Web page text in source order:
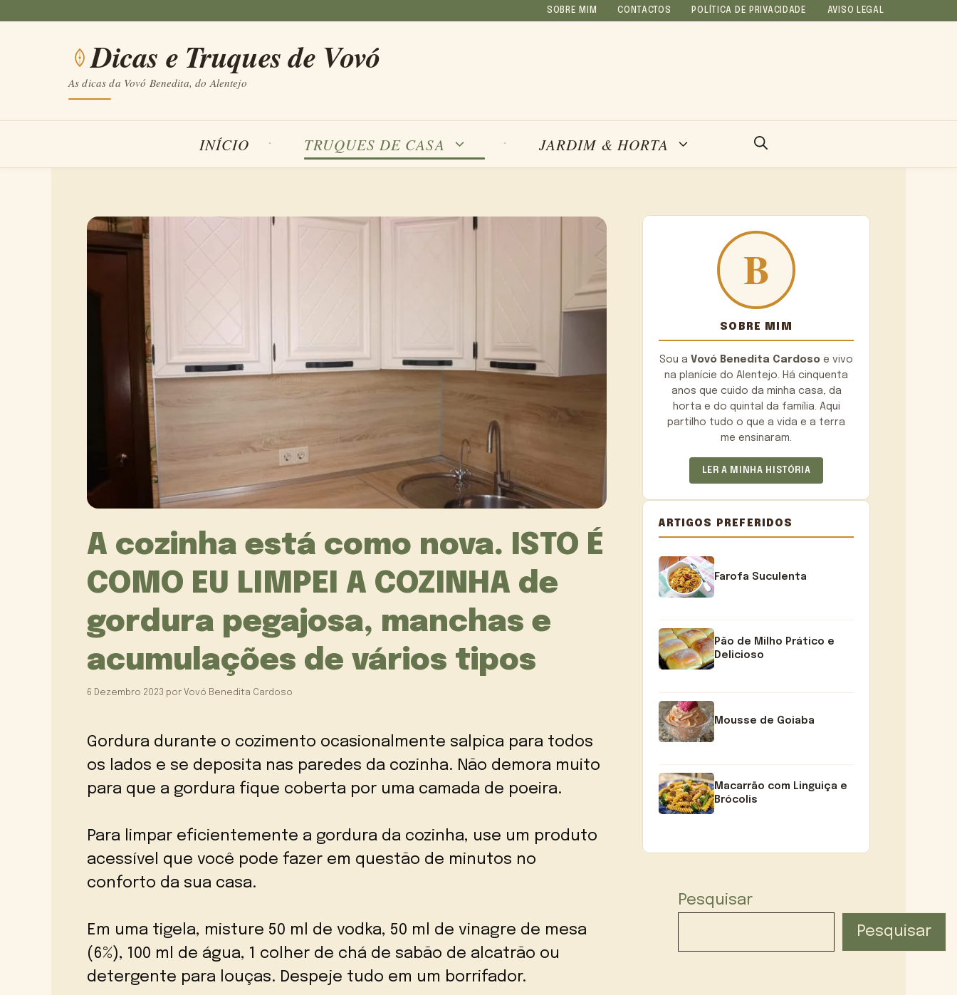
conteúdo
SOBRE MIM CONTACTOS POLÍTICA DE PRIVACIDADE AVISO LEGAL
Dicas e Truques de Vovó
As dicas da Vovó Benedita, do Alentejo
INÍCIO TRUQUES DE CASA JARDIM & HORTA
A cozinha está como nova. ISTO É
COMO EU LIMPEI A COZINHA de
gordura pegajosa, manchas e
acumulações de vários tipos
6 Dezembro 2023 por Vovó Benedita Cardoso
Gordura durante o cozimento ocasionalmente salpica para todos
os lados e se deposita nas paredes da cozinha. Não demora muito
para que a gordura fique coberta por uma camada de poeira.
Para limpar eficientemente a gordura da cozinha, use um produto
acessível que você pode fazer em questão de minutos no
conforto da sua casa.
Em uma tigela, misture 50 ml de vodka, 50 ml de vinagre de mesa
(6%), 100 ml de água, 1 colher de chá de sabão de alcatrão ou
detergente para louças. Despeje tudo em um borrifador.
SOBRE MIM
Sou a Vovó Benedita Cardoso e vivo
na planície do Alentejo. Há cinquenta
anos que cuido da minha casa, da
horta e do quintal da família. Aqui
partilho tudo o que a vida e a terra
me ensinaram.
LER A MINHA HISTÓRIA
ARTIGOS PREFERIDOS
Farofa Suculenta
Pão de Milho Prático e
Delicioso
Mousse de Goiaba
Macarrão com Linguiça e
Brócolis
Pesquisar
Pesquisar